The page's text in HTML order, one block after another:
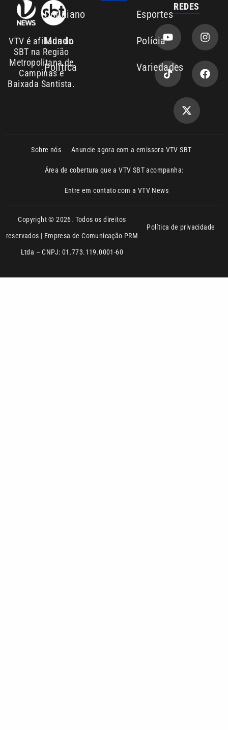
VTV é afiliada do
SBT na Região
Metropolitana de
Campinas e
Baixada Santista.
Cotidiano Esportes
Mundo Polícia
Política Variedades
REDES
Sobre nós Anuncie agora com a emissora VTV SBT
Área de cobertura que a VTV SBT acompanha:
Entre em contato com a VTV News
Copyright © 2026. Todos os direitos
reservados | Empresa de Comunicação PRM
Ltda – CNPJ: 01.773.119.0001-60
Política de privacidade